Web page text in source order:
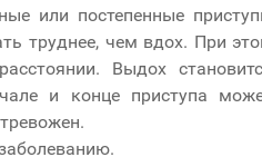
или постепенные
труднее, чем вдох. При
Выдох
и конце приступа